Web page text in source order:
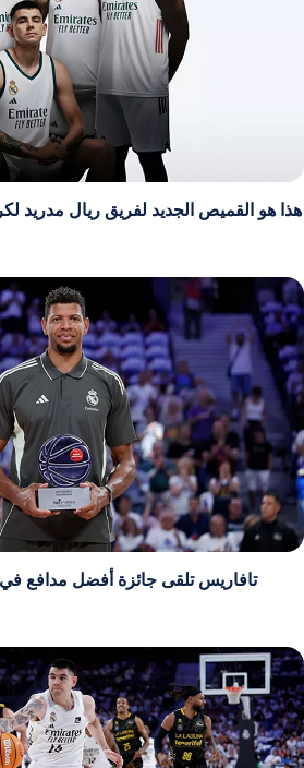
هذا هو القميص الجديد لفريق ريال مدريد لكرة
تافاريس تلقى جائزة أفضل مدافع في